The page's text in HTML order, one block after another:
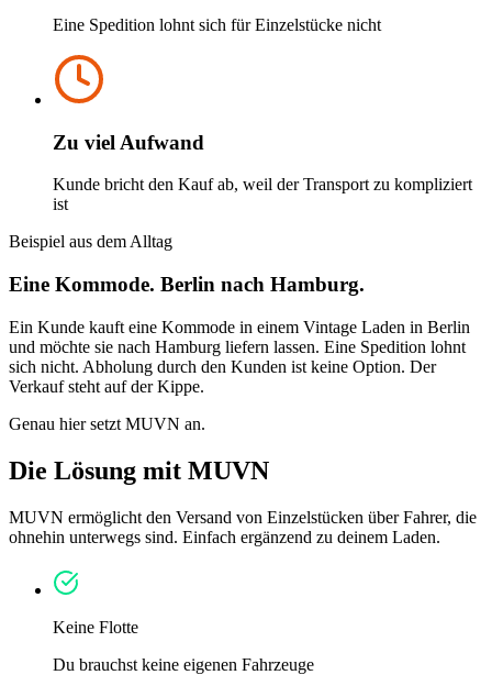
Eine Spedition lohnt sich für Einzelstücke nicht
Zu viel Aufwand
Kunde bricht den Kauf ab, weil der Transport zu kompliziert
ist
Beispiel aus dem Alltag
Eine Kommode. Berlin nach Hamburg.
Ein Kunde kauft eine Kommode in einem Vintage Laden in Berlin
und möchte sie nach Hamburg liefern lassen. Eine Spedition lohnt
sich nicht. Abholung durch den Kunden ist keine Option. Der
Verkauf steht auf der Kippe.
Genau hier setzt MUVN an.
Die Lösung mit MUVN
MUVN ermöglicht den Versand von Einzelstücken über Fahrer, die
ohnehin unterwegs sind. Einfach ergänzend zu deinem Laden.
Keine Flotte
Du brauchst keine eigenen Fahrzeuge